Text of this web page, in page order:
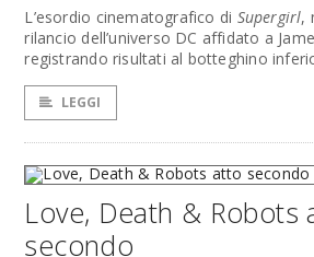
L’esordio cinematografico di Supergirl,
rilancio dell’universo DC affidato a
registrando risultati al botteghino
LEGGI
Love, Death & Robots
secondo